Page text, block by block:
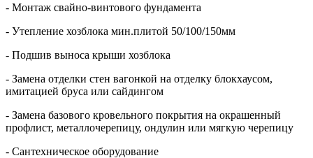
- Монтаж свайно-винтового фундамента
- Утепление хозблока мин.плитой 50/100/150мм
- Подшив выноса крыши хозблока
- Замена отделки стен вагонкой на отделку блокхаусом,
имитацией бруса или сайдингом
- Замена базового кровельного покрытия на окрашенный
профлист, металлочерепицу, ондулин или мягкую черепицу
- Сантехническое оборудование